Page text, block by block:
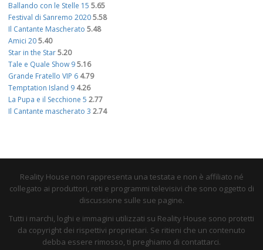
Ballando con le Stelle 15 5.65
Festival di Sanremo 20205.58
Il Cantante Mascherato 5.48
Amici 205.40
Star in the Star5.20
Tale e Quale Show 95.16
Grande Fratello VIP 6 4.79
Temptation Island 9 4.26
La Pupa e il Secchione 5 2.77
Il Cantante mascherato 3 2.74
Reality House non rappresenta una testata e non è affiliato né
collegato ai produttori, reti e programmi televisivi che sono oggetto di
discussione sulle sue pagine.
Tutti i marchi, loghi e immagini utilizzati su Reality House sono protetti
da copyright dei rispettivi proprietari. Se ritieni che un contenuto
debba essere rimosso, ti preghiamo di contattarci.